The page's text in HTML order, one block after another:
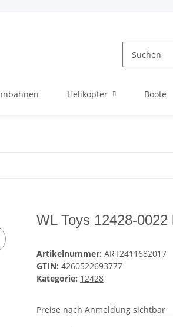
Helikopter Boote
WL Toys 12428-
Artikelnummer: ART2411682017
GTIN: 4260522693777
Kategorie: 12428
Preise nach Anmeldung sichtbar